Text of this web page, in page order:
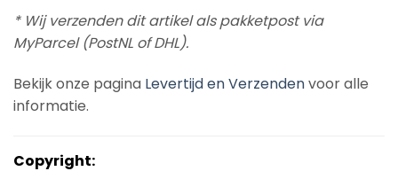
* Wij verzenden dit artikel als pakketpost via
MyParcel (PostNL of DHL).
Bekijk onze pagina Levertijd en Verzendenvoor alle
informatie.
Copyright: